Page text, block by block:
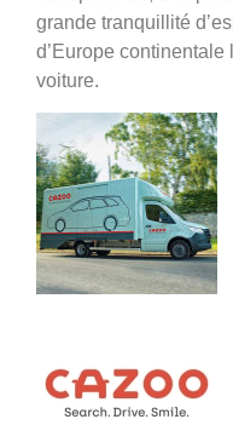
grande tranquillité
d’Europe continentale
voiture.